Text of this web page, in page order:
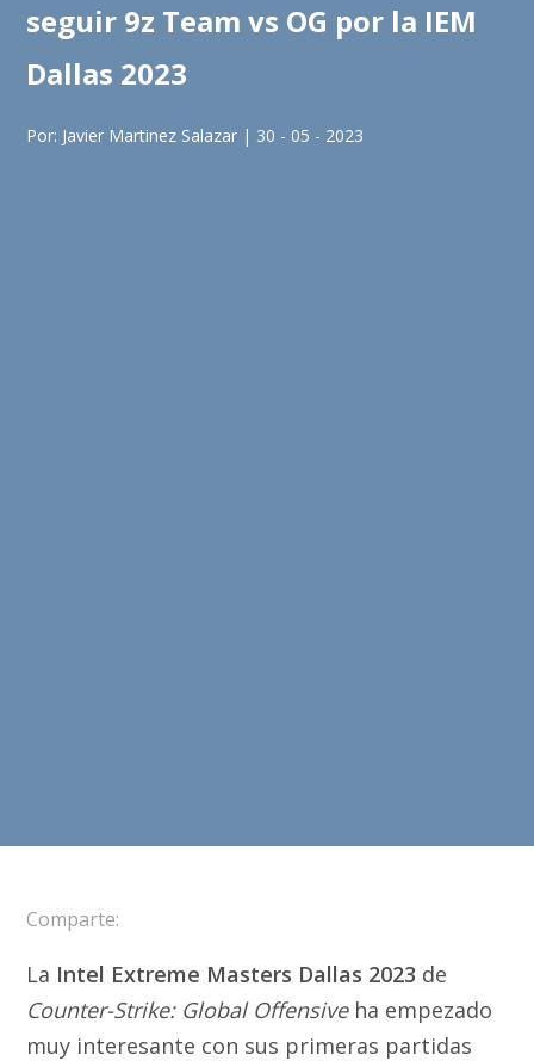
seguir 9z Team vs OG por la IEM
Dallas 2023
Por: Javier Martinez Salazar | 30 - 05 - 2023
Comparte:
La Intel Extreme Masters Dallas 2023 de
Counter-Strike: Global Offensiveha empezado
muy interesante con sus primeras partidas